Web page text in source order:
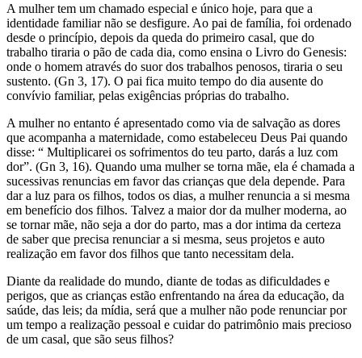
A mulher tem um chamado especial e único hoje, para que a
identidade familiar não se desfigure. Ao pai de família, foi ordenado
desde o princípio, depois da queda do primeiro casal, que do
trabalho tiraria o pão de cada dia, como ensina o Livro do Genesis:
onde o homem através do suor dos trabalhos penosos, tiraria o seu
sustento. (Gn 3, 17). O pai fica muito tempo do dia ausente do
convívio familiar, pelas exigências próprias do trabalho.
A mulher no entanto é apresentado como via de salvação as dores
que acompanha a maternidade, como estabeleceu Deus Pai quando
disse: “ Multiplicarei os sofrimentos do teu parto, darás a luz com
dor”. (Gn 3, 16). Quando uma mulher se torna mãe, ela é chamada a
sucessivas renuncias em favor das crianças que dela depende. Para
dar a luz para os filhos, todos os dias, a mulher renuncia a si mesma
em benefício dos filhos. Talvez a maior dor da mulher moderna, ao
se tornar mãe, não seja a dor do parto, mas a dor intima da certeza
de saber que precisa renunciar a si mesma, seus projetos e auto
realização em favor dos filhos que tanto necessitam dela.
Diante da realidade do mundo, diante de todas as dificuldades e
perigos, que as crianças estão enfrentando na área da educação, da
saúde, das leis; da mídia, será que a mulher não pode renunciar por
um tempo a realização pessoal e cuidar do patrimônio mais precioso
de um casal, que são seus filhos?